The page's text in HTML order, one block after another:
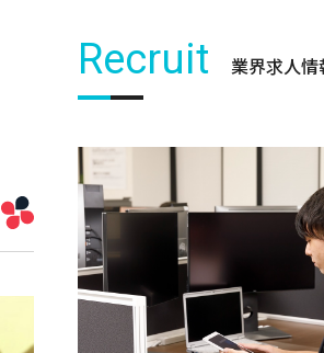
Recruit 業界求人情